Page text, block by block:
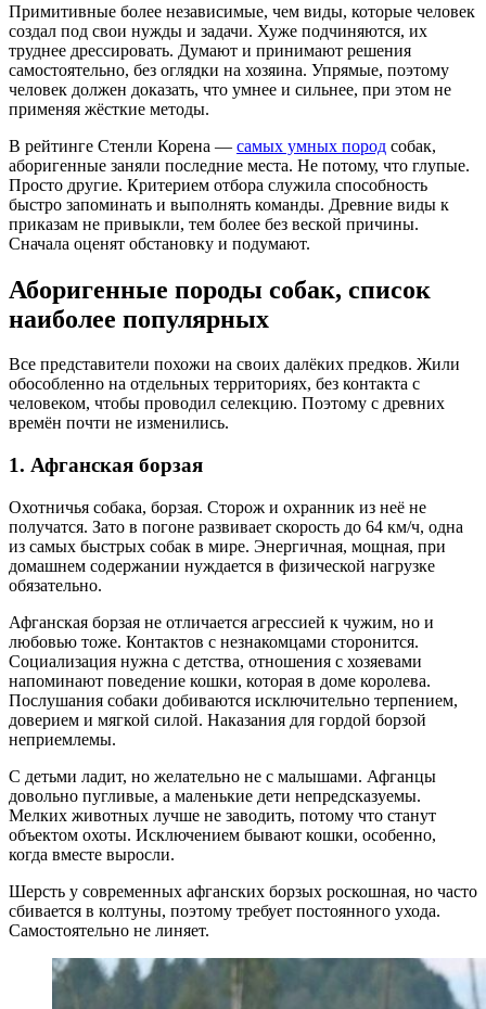
Примитивные более независимые, чем виды, которые человек
создал под свои нужды и задачи. Хуже подчиняются, их
труднее дрессировать. Думают и принимают решения
самостоятельно, без оглядки на хозяина. Упрямые, поэтому
человек должен доказать, что умнее и сильнее, при этом не
применяя жёсткие методы.
В рейтинге Стенли Корена — самых умных пород собак,
аборигенные заняли последние места. Не потому, что глупые.
Просто другие. Критерием отбора служила способность
быстро запоминать и выполнять команды. Древние виды к
приказам не привыкли, тем более без веской причины.
Сначала оценят обстановку и подумают.
Аборигенные породы собак, список
наиболее популярных
Все представители похожи на своих далёких предков. Жили
обособленно на отдельных территориях, без контакта с
человеком, чтобы проводил селекцию. Поэтому с древних
времён почти не изменились.
1. Афганская борзая
Охотничья собака, борзая. Сторож и охранник из неё не
получатся. Зато в погоне развивает скорость до 64 км/ч, одна
из самых быстрых собак в мире. Энергичная, мощная, при
домашнем содержании нуждается в физической нагрузке
обязательно.
Афганская борзая не отличается агрессией к чужим, но и
любовью тоже. Контактов с незнакомцами сторонится.
Социализация нужна с детства, отношения с хозяевами
напоминают поведение кошки, которая в доме королева.
Послушания собаки добиваются исключительно терпением,
доверием и мягкой силой. Наказания для гордой борзой
неприемлемы.
С детьми ладит, но желательно не с малышами. Афганцы
довольно пугливые, а маленькие дети непредсказуемы.
Мелких животных лучше не заводить, потому что станут
объектом охоты. Исключением бывают кошки, особенно,
когда вместе выросли.
Шерсть у современных афганских борзых роскошная, но часто
сбивается в колтуны, поэтому требует постоянного ухода.
Самостоятельно не линяет.